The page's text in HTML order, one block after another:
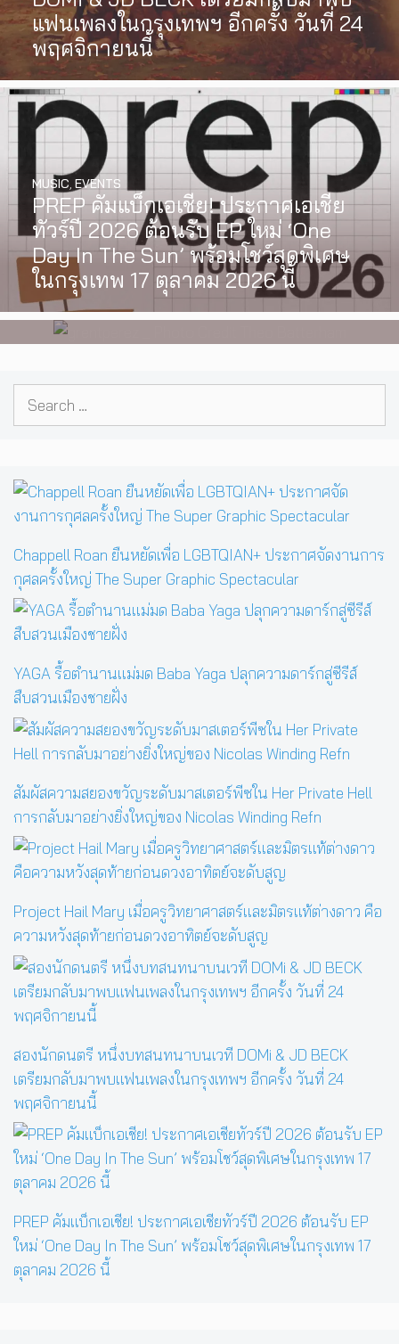
แฟนเพลงในกรุงเทพฯ อีกครั้ง วันที่ 24
พฤศจิกายนนี้
PREP คัมแบ็กเอเชีย! ประกาศเอเชีย
ทัวร์ปี 2026 ต้อนรับ EP ใหม่ ‘One
Day In The Sun’ พร้อมโชว์สุดพิเศษ
ในกรุงเทพ 17 ตุลาคม 2026 นี้
MUSIC EVENTS
[Exclusive Interview] grentperez
จากเด็กอายุ 12 ปีที่ร้องเพลงในห้อง
นอน สู่การแสดงคอนเสิร์ตต่อหน้าคน
นับหมื่น
INTERVIEW,MUSIC
Search
Chappell Roan ยืนหยัดเพื่อ LGBTQIAN+ ประกาศจัดงานการ
กุศลครั้งใหญ่ The Super Graphic Spectacular
YAGA รื้อตำนานแม่มด Baba Yaga ปลุกความดาร์กสู่ซีรีส์
สืบสวนเมืองชายฝั่ง
สัมผัสความสยองขวัญระดับมาสเตอร์พีซใน Her Private Hell
การกลับมาอย่างยิ่งใหญ่ของ Nicolas Winding Refn
Project Hail Mary เมื่อครูวิทยาศาสตร์และมิตรแท้ต่างดาว คือ
ความหวังสุดท้ายก่อนดวงอาทิตย์จะดับสูญ
สองนักดนตรี หนึ่งบทสนทนาบนเวที DOMi & JD BECK
เตรียมกลับมาพบแฟนเพลงในกรุงเทพฯ อีกครั้ง วันที่ 24
พฤศจิกายนนี้
PREP คัมแบ็กเอเชีย! ประกาศเอเชียทัวร์ปี 2026 ต้อนรับ EP
ใหม่ ‘One Day In The Sun’ พร้อมโชว์สุดพิเศษในกรุงเทพ 17
ตุลาคม 2026 นี้